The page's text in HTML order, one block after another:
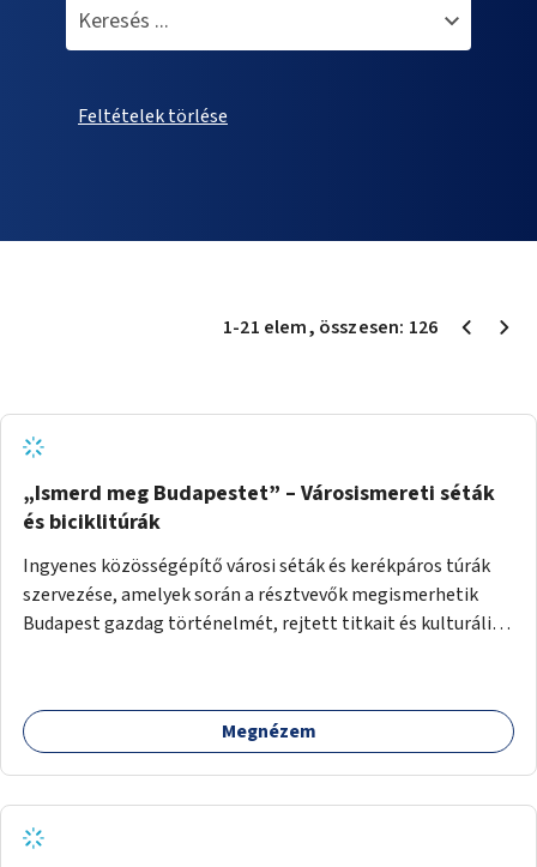
Feltételek törlése
1-21 elem, összesen: 126
„Ismerd meg Budapestet” – Városismereti séták
és biciklitúrák
Ingyenes közösségépítő városi séták és kerékpáros túrák
szervezése, amelyek során a résztvevők megismerhetik
Budapest gazdag történelmét, rejtett titkait és kulturális
nyújthat.
Megnézem